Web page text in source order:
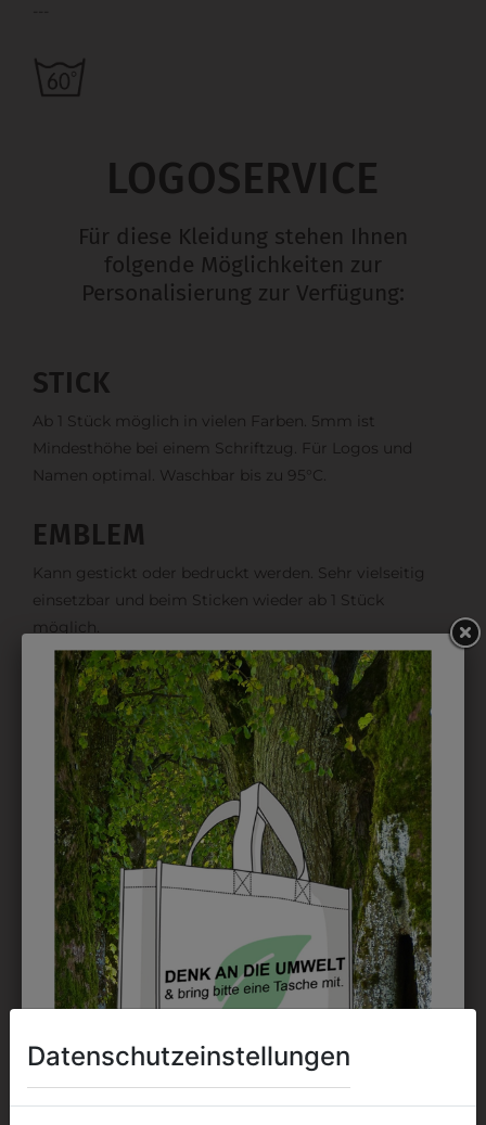
LOGOSERVICE
Für diese Kleidung stehen Ihnen
folgende Möglichkeiten zur
Personalisierung zur Verfügung:
STICK
Ab 1 Stück möglich in vielen Farben. 5mm ist
Mindesthöhe bei einem Schriftzug. Für Logos und
Namen optimal. Waschbar bis zu 95°C.
EMBLEM
Kann gestickt oder bedruckt werden. Sehr vielseitig
einsetzbar und beim Sticken wieder ab 1 Stück
möglich.
DRUCK
Perfekt für große Logos und für kleine Details, jedoch
kostet jede Farbe extra und ist erst ab 12 Stück
möglich. Waschbar bis zu 60°C.
DAS KÖNNTE IHNEN
AUCH GEFALLEN
Datenschutzeinstellungen